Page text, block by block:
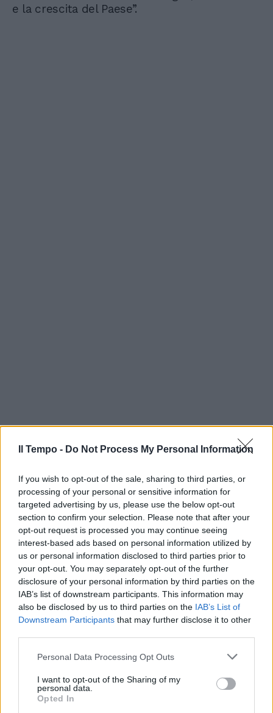
Il Tempo - Do Not Process My Personal Information
If you wish to opt-out of the sale, sharing to third parties, or
processing of your personal or sensitive information for
targeted advertising by us, please use the below opt-out
section to confirm your selection. Please note that after your
opt-out request is processed you may continue seeing
interest-based ads based on personal information utilized by
us or personal information disclosed to third parties prior to
your opt-out. You may separately opt-out of the further
disclosure of your personal information by third parties on the
IAB’s list of downstream participants. This information may
also be disclosed by us to third parties on the IAB’s List of
Downstream Participants that may further disclose it to other
Personal Data Processing Opt Outs
I want to opt-out of the Sharing of my
personal data.
Opted In
e la crescita del Paese”.